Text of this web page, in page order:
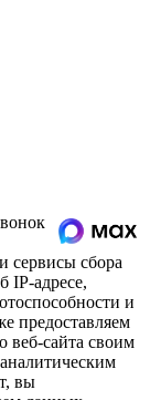
сервисы сбора
IP-адресе,
и
предоставляем
веб-сайта своим
вы